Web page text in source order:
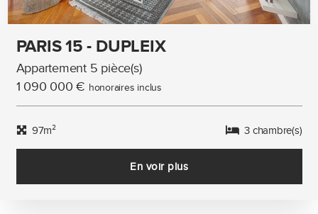
PARIS 15 - DUPLEIX
Appartement 5 pièce(s)
1 090 000 € honoraires inclus
97m² 3 chambre(s)
En voir plus